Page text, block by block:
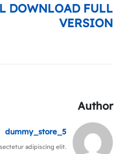
DOWNLOAD FULL
VERSION
Author
dummy_store_5
adipiscing elit.